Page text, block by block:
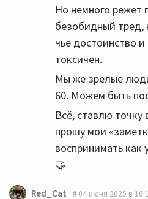
Но немного режет
безобидный тред,
чье достоинство
токсичен.
Мы же зрелые
60. Можем быть
Всё, ставлю точку
прошу мои
воспринимать как
🤝
Red_Cat 04 июня 2025 в